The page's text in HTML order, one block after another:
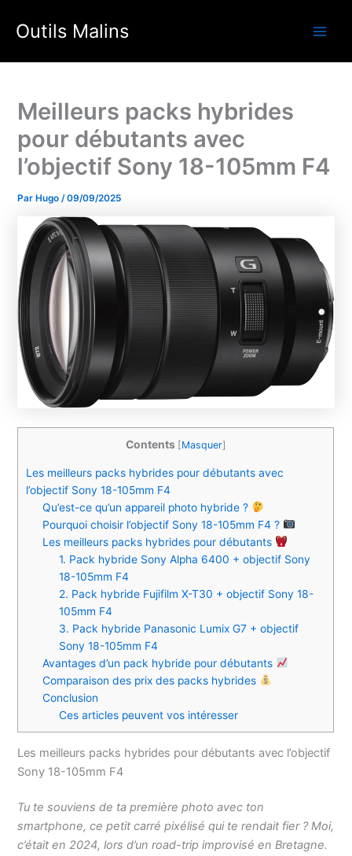
Outils Malins
Meilleurs packs hybrides
pour débutants avec
l’objectif Sony 18-105mm F4
ParHugo /09/09/2025
Contents [Masquer]
Les meilleurs packs hybrides pour débutants avec
l’objectif Sony 18-105mm F4
Qu’est-ce qu’un appareil photo hybride ?
Pourquoi choisir l’objectif Sony 18-105mm F4 ?
Les meilleurs packs hybrides pour débutants
1. Pack hybride Sony Alpha 6400 + objectif Sony
18-105mm F4
2. Pack hybride Fujifilm X-T30 + objectif Sony 18-
105mm F4
3. Pack hybride Panasonic Lumix G7 + objectif
Sony 18-105mm F4
Avantages d’un pack hybride pour débutants
Comparaison des prix des packs hybrides
Conclusion
Ces articles peuvent vos intéresser
Les meilleurs packs hybrides pour débutants avec l’objectif
Sony 18-105mm F4
Tu te souviens de ta première photo avec ton
smartphone, ce petit carré pixélisé qui te rendait fier ? Moi,
c’était en 2024, lors d’un road-trip improvisé en Bretagne.